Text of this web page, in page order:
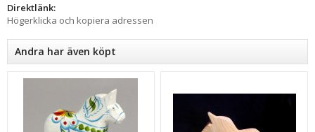
Direktlänk:
Högerklicka och kopiera adressen
Andra har även köpt